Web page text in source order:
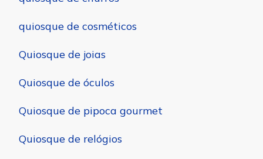
quiosque de cosméticos
Quiosque de joias
Quiosque de óculos
Quiosque de pipoca gourmet
Quiosque de relógios